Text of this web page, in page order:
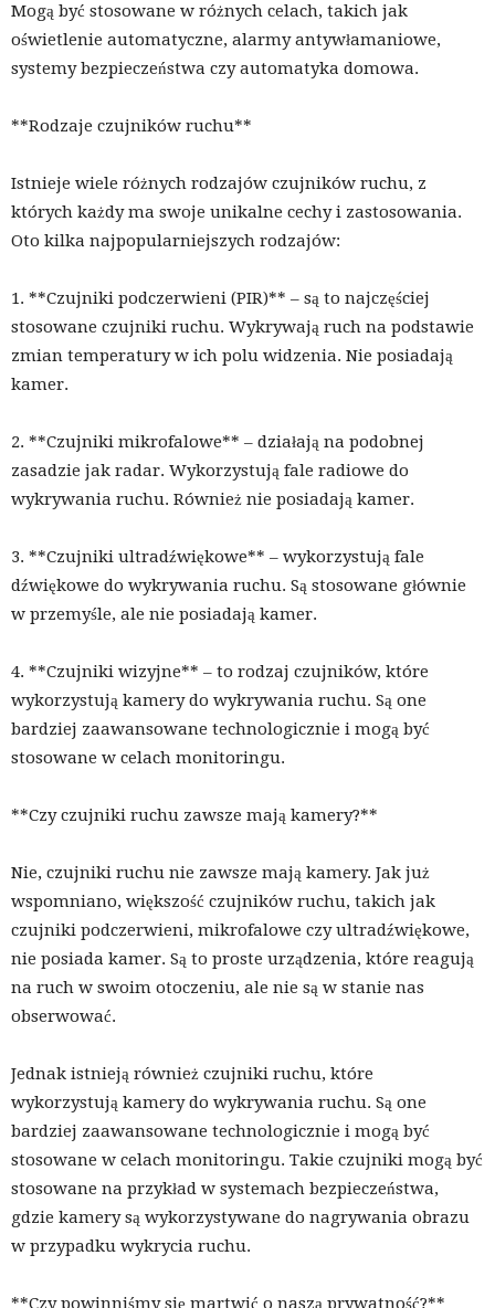
Mogą być stosowane w różnych celach, takich jak
oświetlenie automatyczne, alarmy antywłamaniowe,
systemy bezpieczeństwa czy automatyka domowa.
**Rodzaje czujników ruchu**
Istnieje wiele różnych rodzajów czujników ruchu, z
których każdy ma swoje unikalne cechy i zastosowania.
Oto kilka najpopularniejszych rodzajów:
1. **Czujniki podczerwieni (PIR)** – są to najczęściej
stosowane czujniki ruchu. Wykrywają ruch na podstawie
zmian temperatury w ich polu widzenia. Nie posiadają
kamer.
2. **Czujniki mikrofalowe** – działają na podobnej
zasadzie jak radar. Wykorzystują fale radiowe do
wykrywania ruchu. Również nie posiadają kamer.
3. **Czujniki ultradźwiękowe** – wykorzystują fale
dźwiękowe do wykrywania ruchu. Są stosowane głównie
w przemyśle, ale nie posiadają kamer.
4. **Czujniki wizyjne** – to rodzaj czujników, które
wykorzystują kamery do wykrywania ruchu. Są one
bardziej zaawansowane technologicznie i mogą być
stosowane w celach monitoringu.
**Czy czujniki ruchu zawsze mają kamery?**
Nie, czujniki ruchu nie zawsze mają kamery. Jak już
wspomniano, większość czujników ruchu, takich jak
czujniki podczerwieni, mikrofalowe czy ultradźwiękowe,
nie posiada kamer. Są to proste urządzenia, które reagują
na ruch w swoim otoczeniu, ale nie są w stanie nas
obserwować.
Jednak istnieją również czujniki ruchu, które
wykorzystują kamery do wykrywania ruchu. Są one
bardziej zaawansowane technologicznie i mogą być
stosowane w celach monitoringu. Takie czujniki mogą być
stosowane na przykład w systemach bezpieczeństwa,
gdzie kamery są wykorzystywane do nagrywania obrazu
w przypadku wykrycia ruchu.
**Czy powinniśmy się martwić o naszą prywatność?**